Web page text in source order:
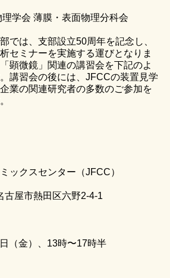
学会 薄膜・表面物理分科会
では、支部設立50周年を記念し、
セミナーを実施する運びとなりま
顕微鏡」関連の講習会を下記のよ
講習会の後には、JFCCの装置見学
業の関連研究者の多数のご参加を
ックスセンター（JFCC）
古屋市熱田区六野2-4-1
（金）、13時〜17時半